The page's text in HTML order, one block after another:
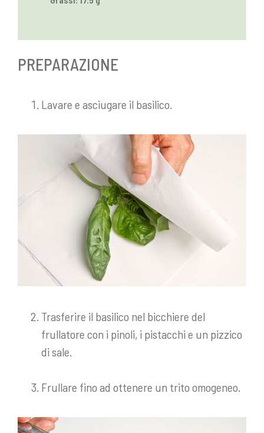
PREPARAZIONE
Lavare e asciugare il basilico.
Trasferire il basilico nel bicchiere del
frullatore con i pinoli, i pistacchi e un pizzico
di sale.
Frullare fino ad ottenere un trito omogeneo.